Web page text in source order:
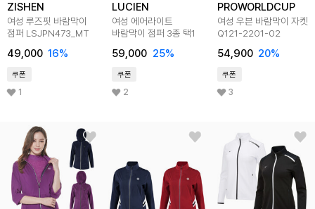
ZISHEN
여성 루즈핏 바람막이
점퍼 LSJPN473_MT
49,000 16%
쿠폰
1
LUCIEN
여성 에어라이트
바람막이 점퍼 3종 택1
59,000 25%
쿠폰
2
PROWORLDCUP
여성 우븐 바람막이 자켓
Q121-2201-02
54,900 20%
쿠폰
3